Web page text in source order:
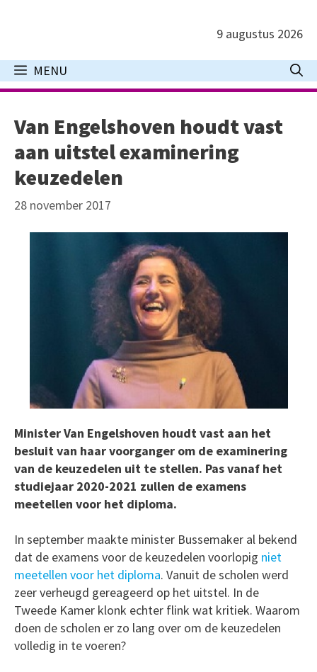
inhoud
9 augustus 2026
MENU
Van Engelshoven houdt vast
aan uitstel examinering
keuzedelen
28 november 2017
Minister Van Engelshoven houdt vast aan het
besluit van haar voorganger om de examinering
van de keuzedelen uit te stellen. Pas vanaf het
studiejaar 2020-2021 zullen de examens
meetellen voor het diploma.
In september maakte minister Bussemaker al bekend
dat de examens voor de keuzedelen voorlopig niet
meetellen voor het diploma. Vanuit de scholen werd
zeer verheugd gereageerd op het uitstel. In de
Tweede Kamer klonk echter flink wat kritiek. Waarom
doen de scholen er zo lang over om de keuzedelen
volledig in te voeren?